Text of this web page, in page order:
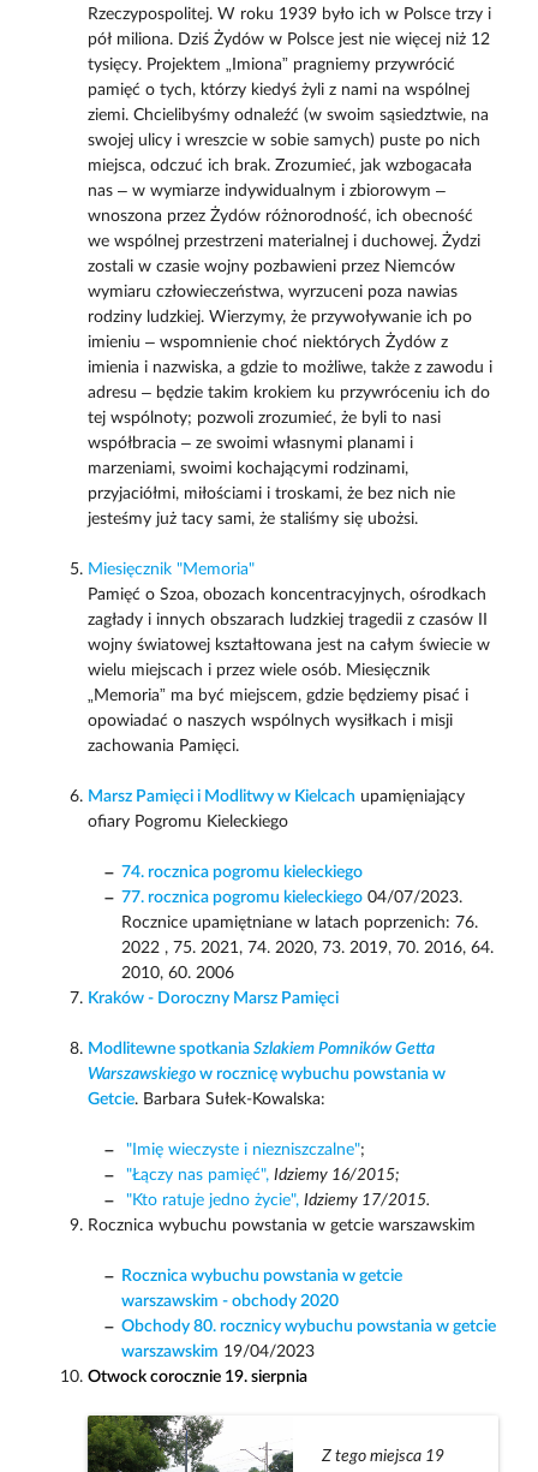
Rzeczypospolitej. W roku 1939 było ich w Polsce trzy i
pół miliona. Dziś Żydów w Polsce jest nie więcej niż 12
tysięcy. Projektem „Imiona” pragniemy przywrócić
pamięć o tych, którzy kiedyś żyli z nami na wspólnej
ziemi. Chcielibyśmy odnaleźć (w swoim sąsiedztwie, na
swojej ulicy i wreszcie w sobie samych) puste po nich
miejsca, odczuć ich brak. Zrozumieć, jak wzbogacała
nas – w wymiarze indywidualnym i zbiorowym –
wnoszona przez Żydów różnorodność, ich obecność
we wspólnej przestrzeni materialnej i duchowej. Żydzi
zostali w czasie wojny pozbawieni przez Niemców
wymiaru człowieczeństwa, wyrzuceni poza nawias
rodziny ludzkiej. Wierzymy, że przywoływanie ich po
imieniu – wspomnienie choć niektórych Żydów z
imienia i nazwiska, a gdzie to możliwe, także z zawodu i
adresu – będzie takim krokiem ku przywróceniu ich do
tej wspólnoty; pozwoli zrozumieć, że byli to nasi
współbracia – ze swoimi własnymi planami i
marzeniami, swoimi kochającymi rodzinami,
przyjaciółmi, miłościami i troskami, że bez nich nie
jesteśmy już tacy sami, że staliśmy się ubożsi.
Miesięcznik "Memoria"
Pamięć o Szoa, obozach koncentracyjnych, ośrodkach
zagłady i innych obszarach ludzkiej tragedii z czasów II
wojny światowej kształtowana jest na całym świecie w
wielu miejscach i przez wiele osób. Miesięcznik
„Memoria” ma być miejscem, gdzie będziemy pisać i
opowiadać o naszych wspólnych wysiłkach i misji
zachowania Pamięci.
Marsz Pamięci i Modlitwy w Kielcach upamięniający
ofiary Pogromu Kieleckiego
74. rocznica pogromu kieleckiego
77. rocznica pogromu kieleckiego04/07/2023.
Rocznice upamiętniane w latach poprzenich: 76.
2022 , 75. 2021, 74. 2020, 73. 2019, 70. 2016, 64.
2010, 60. 2006
Kraków - Doroczny Marsz Pamięci
Modlitewne spotkania Szlakiem Pomników Getta
Warszawskiegow rocznicę wybuchu powstania w
Getcie. Barbara Sułek-Kowalska:
"Imię wieczyste i niezniszczalne";
"Łączy nas pamięć", Idziemy 16/2015;
"Kto ratuje jedno życie", Idziemy 17/2015.
Rocznica wybuchu powstania w getcie warszawskim
Rocznica wybuchu powstania w getcie
warszawskim - obchody 2020
Obchody 80. rocznicy wybuchu powstania w getcie
warszawskim 19/04/2023
Otwock corocznie 19. sierpnia
Z tego miejsca 19